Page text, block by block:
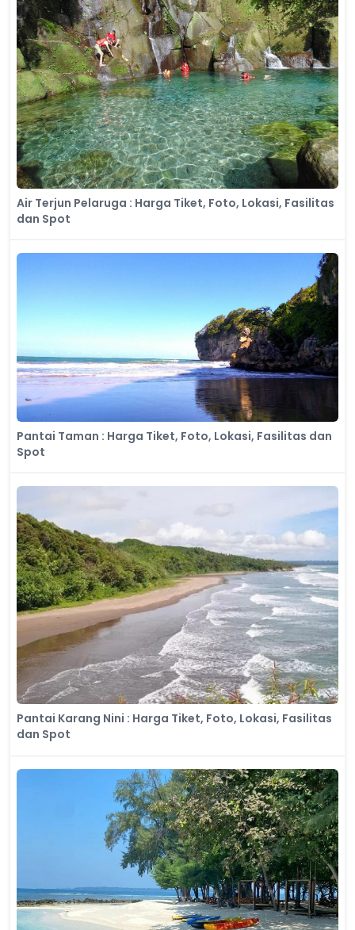
Air Terjun Pelaruga : Harga Tiket, Foto, Lokasi, Fasilitas
dan Spot
Pantai Taman : Harga Tiket, Foto, Lokasi, Fasilitas dan
Spot
Pantai Karang Nini : Harga Tiket, Foto, Lokasi, Fasilitas
dan Spot